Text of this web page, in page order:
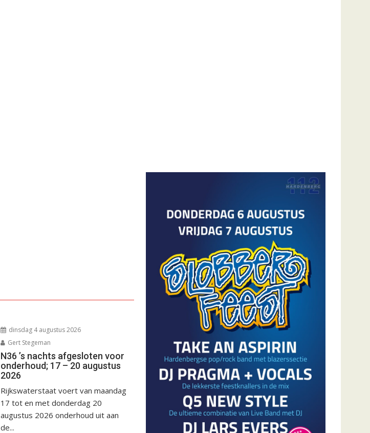
dinsdag 4 augustus 2026
Gert Stegeman
N36 ’s nachts afgesloten voor
onderhoud; 17 – 20 augustus
2026
Rijkswaterstaat voert van maandag
17 tot en met donderdag 20
augustus 2026 onderhoud uit aan
de...